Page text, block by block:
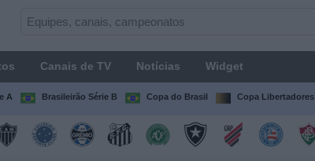
Canais de TV Notícias Widget
A Brasileirão Série B Copa do Brasil Copa Libertadores